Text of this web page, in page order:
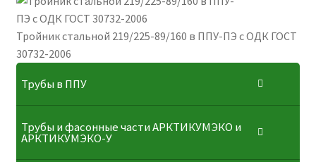
Тройник стальной 219/225-89/160 в ППУ-ПЭ с ОДК ГОСТ
30732-2006
Трубы в ППУ
Трубы и фасонные части АРКТИКУМЭКО и
АРКТИКУМЭКО-У